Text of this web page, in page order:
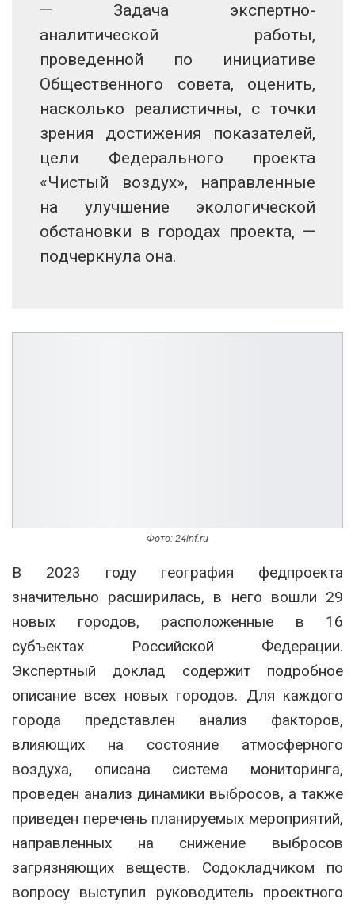
— Задача экспертно-
аналитической работы,
проведенной по инициативе
Общественного совета, оценить,
насколько реалистичны, с точки
зрения достижения показателей,
цели Федерального проекта
«Чистый воздух», направленные
на улучшение экологической
обстановки в городах проекта, —
подчеркнула она.
Фото: 24inf.ru
В 2023 году география федпроекта
значительно расширилась, в него вошли 29
новых городов, расположенные в 16
субъектах Российской Федерации.
Экспертный доклад содержит подробное
описание всех новых городов. Для каждого
города представлен анализ факторов,
влияющих на состояние атмосферного
воздуха, описана система мониторинга,
проведен анализ динамики выбросов, а также
приведен перечень планируемых мероприятий,
направленных на снижение выбросов
загрязняющих веществ. Содокладчиком по
вопросу выступил руководитель проектного